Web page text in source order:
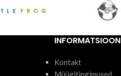
INFORMATSIOON
Kontakt
Müügitingimused